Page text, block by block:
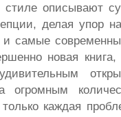
стиле описывают
делая упор
и самые
новая
огромным
каждая